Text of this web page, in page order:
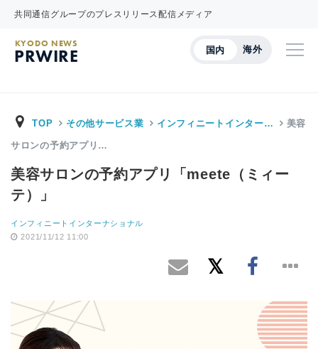
共同通信グループのプレスリリース配信メディア
国内 海外
KYODO NEWS
PRWIRE
TOP その他サービス業 インフィニートインター… 美容
サロンの予約アプリ…
美容サロンの予約アプリ「meete（ミィー
テ）」
インフィニートインターナショナル
2021/11/12 11:00